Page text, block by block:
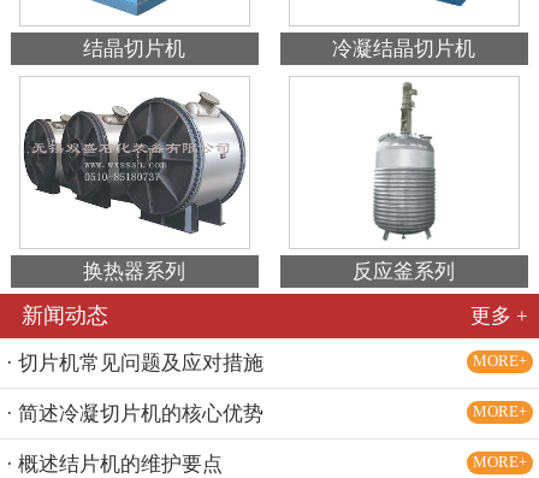
结晶切片机 冷凝结晶切片机
换热器系列 反应釜系列
新闻动态 更多 +
· 切片机常见问题及应对措施 MORE+
· 简述冷凝切片机的核心优势 MORE+
· 概述结片机的维护要点 MORE+